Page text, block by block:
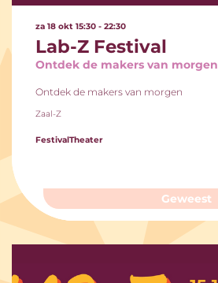
Lab-Z Festival
Ontdek de makers van morgen
za 18 okt 15:30 - 22:30
Ontdek de makers van morgen
Zaal-Z
FestivalTheater
Geweest